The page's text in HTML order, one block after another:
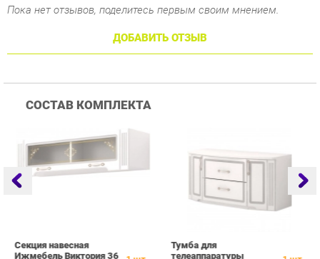
Секция навесная
Ижмебель Виктория 36 1шт.
Тумба для
телеаппаратуры
Ижмебель Виктория 37
12 890 ₽
ПОХОЖИЕ ТОВАРЫ